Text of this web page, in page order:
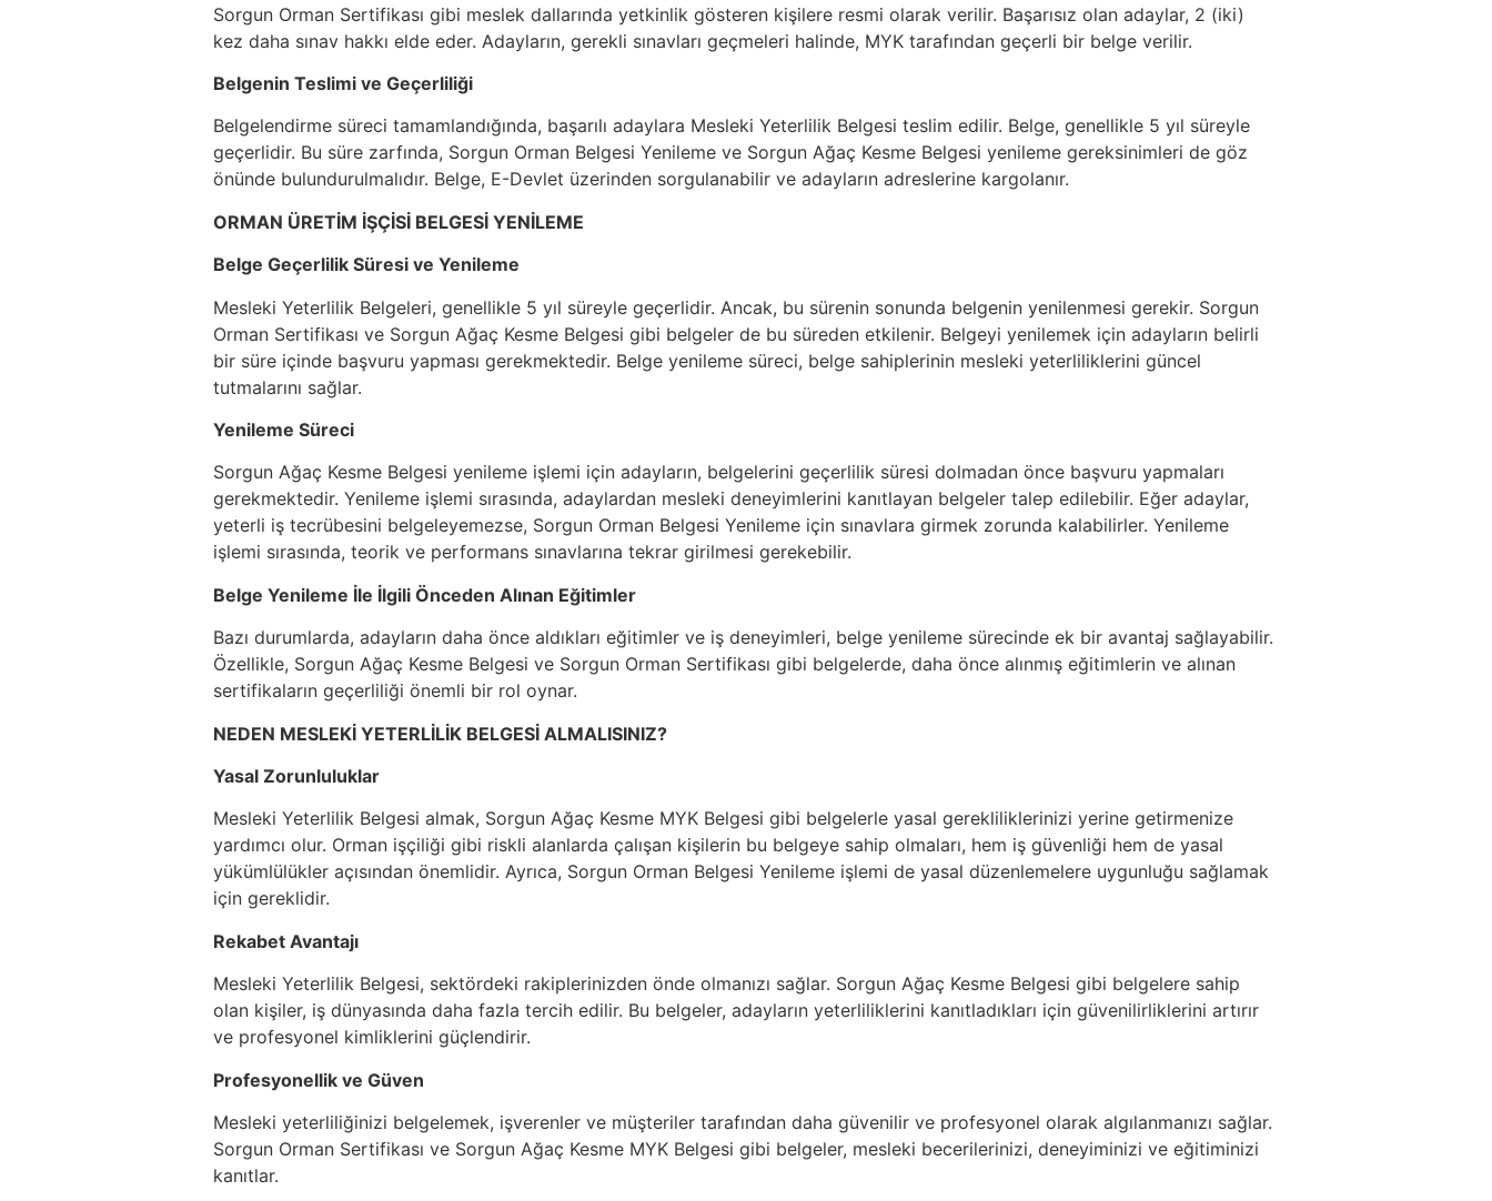
Sorgun Orman Sertifikası gibi meslek dallarında yetkinlik gösteren kişilere resmi olarak verilir. Başarısız olan adaylar, 2 (iki)
kez daha sınav hakkı elde eder. Adayların, gerekli sınavları geçmeleri halinde, MYK tarafından geçerli bir belge verilir.
Belgenin Teslimi ve Geçerliliği
Belgelendirme süreci tamamlandığında, başarılı adaylara Mesleki Yeterlilik Belgesi teslim edilir. Belge, genellikle 5 yıl süreyle
geçerlidir. Bu süre zarfında, Sorgun Orman Belgesi Yenileme ve Sorgun Ağaç Kesme Belgesi yenileme gereksinimleri de göz
önünde bulundurulmalıdır. Belge, E-Devlet üzerinden sorgulanabilir ve adayların adreslerine kargolanır.
ORMAN ÜRETİM İŞÇİSİ BELGESİ YENİLEME
Belge Geçerlilik Süresi ve Yenileme
Mesleki Yeterlilik Belgeleri, genellikle 5 yıl süreyle geçerlidir. Ancak, bu sürenin sonunda belgenin yenilenmesi gerekir. Sorgun
Orman Sertifikası ve Sorgun Ağaç Kesme Belgesi gibi belgeler de bu süreden etkilenir. Belgeyi yenilemek için adayların belirli
bir süre içinde başvuru yapması gerekmektedir. Belge yenileme süreci, belge sahiplerinin mesleki yeterliliklerini güncel
tutmalarını sağlar.
Yenileme Süreci
Sorgun Ağaç Kesme Belgesi yenileme işlemi için adayların, belgelerini geçerlilik süresi dolmadan önce başvuru yapmaları
gerekmektedir. Yenileme işlemi sırasında, adaylardan mesleki deneyimlerini kanıtlayan belgeler talep edilebilir. Eğer adaylar,
yeterli iş tecrübesini belgeleyemezse, Sorgun Orman Belgesi Yenileme için sınavlara girmek zorunda kalabilirler. Yenileme
işlemi sırasında, teorik ve performans sınavlarına tekrar girilmesi gerekebilir.
Belge Yenileme İle İlgili Önceden Alınan Eğitimler
Bazı durumlarda, adayların daha önce aldıkları eğitimler ve iş deneyimleri, belge yenileme sürecinde ek bir avantaj sağlayabilir.
Özellikle, Sorgun Ağaç Kesme Belgesi ve Sorgun Orman Sertifikası gibi belgelerde, daha önce alınmış eğitimlerin ve alınan
sertifikaların geçerliliği önemli bir rol oynar.
NEDEN MESLEKİ YETERLİLİK BELGESİ ALMALISINIZ?
Yasal Zorunluluklar
Mesleki Yeterlilik Belgesi almak, Sorgun Ağaç Kesme MYK Belgesi gibi belgelerle yasal gerekliliklerinizi yerine getirmenize
yardımcı olur. Orman işçiliği gibi riskli alanlarda çalışan kişilerin bu belgeye sahip olmaları, hem iş güvenliği hem de yasal
yükümlülükler açısından önemlidir. Ayrıca, Sorgun Orman Belgesi Yenileme işlemi de yasal düzenlemelere uygunluğu sağlamak
için gereklidir.
Rekabet Avantajı
Mesleki Yeterlilik Belgesi, sektördeki rakiplerinizden önde olmanızı sağlar. Sorgun Ağaç Kesme Belgesi gibi belgelere sahip
olan kişiler, iş dünyasında daha fazla tercih edilir. Bu belgeler, adayların yeterliliklerini kanıtladıkları için güvenilirliklerini artırır
ve profesyonel kimliklerini güçlendirir.
Profesyonellik ve Güven
Mesleki yeterliliğinizi belgelemek, işverenler ve müşteriler tarafından daha güvenilir ve profesyonel olarak algılanmanızı sağlar.
Sorgun Orman Sertifikası ve Sorgun Ağaç Kesme MYK Belgesi gibi belgeler, mesleki becerilerinizi, deneyiminizi ve eğitiminizi
kanıtlar.